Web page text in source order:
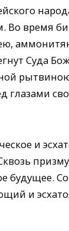
время
Суда
глазами
и
и